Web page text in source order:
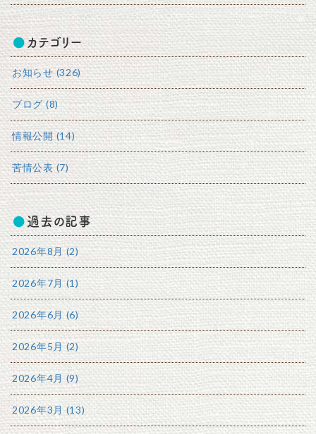
カテゴリー
お知らせ (326)
ブログ (8)
情報公開 (14)
苦情公表 (7)
過去の記事
2026年8月 (2)
2026年7月 (1)
2026年6月 (6)
2026年5月 (2)
2026年4月 (9)
2026年3月 (13)